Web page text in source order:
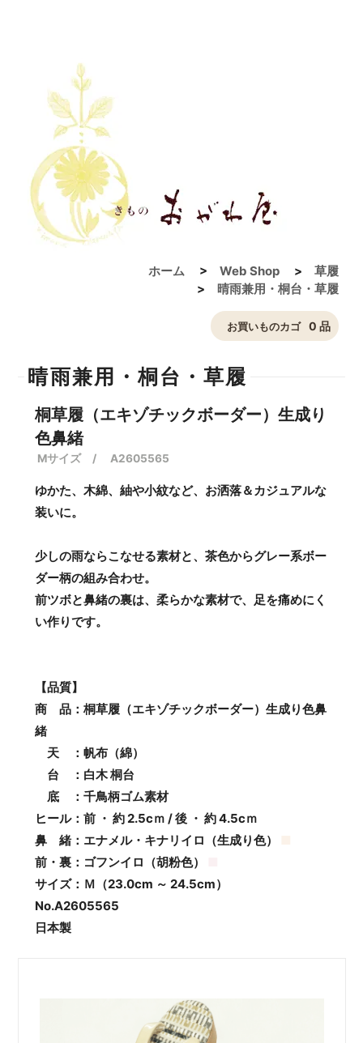
ホーム > Web Shop > 草履
> 晴雨兼用・桐台・草履
お買いものカゴ 0 品
晴雨兼用・桐台・草履
桐草履（エキゾチックボーダー）生成り
色鼻緒
Mサイズ / A2605565
ゆかた、木綿、紬や小紋など、お洒落＆カジュアルな
装いに。
少しの雨ならこなせる素材と、茶色からグレー系ボー
ダー柄の組み合わせ。
前ツボと鼻緒の裏は、柔らかな素材で、足を痛めにく
い作りです。
【品質】
商 品：桐草履（エキゾチックボーダー）生成り色鼻
緒
天 ：帆布（綿）
台 ：白木 桐台
底 ：千鳥柄ゴム素材
ヒール：前 ・ 約 2.5cｍ / 後 ・ 約 4.5cｍ
鼻 緒：エナメル・キナリイロ（生成り色）
前・裏：ゴフンイロ（胡粉色）
サイズ：Ｍ（23.0cm ～ 24.5cm）
No.A2605565
日本製